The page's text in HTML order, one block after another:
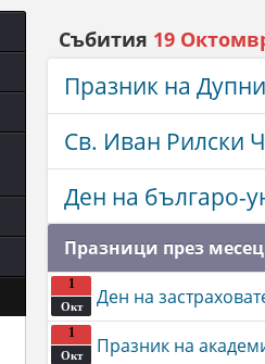
Събития 19
Празник на
Св. Иван Рилски
Ден на българо-
Празници през
1
Окт Ден на
1
Окт Празник на